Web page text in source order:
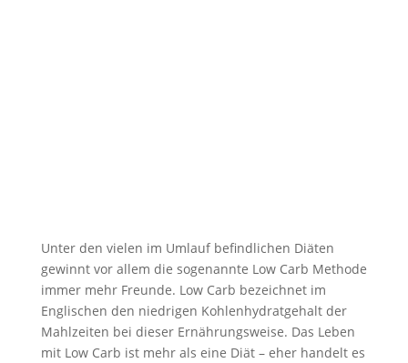
Unter den vielen im Umlauf befindlichen Diäten
gewinnt vor allem die sogenannte Low Carb Methode
immer mehr Freunde. Low Carb bezeichnet im
Englischen den niedrigen Kohlenhydratgehalt der
Mahlzeiten bei dieser Ernährungsweise. Das Leben
mit Low Carb ist mehr als eine Diät – eher handelt es